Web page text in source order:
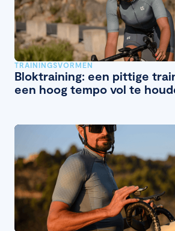
TRAININGSVORMEN
Bloktraining: een pittige
een hoog tempo vol te